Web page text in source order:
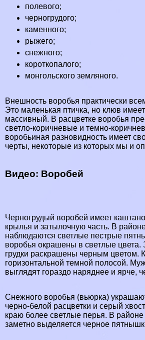
полевого;
черногрудого;
каменного;
рыжего;
снежного;
короткопалого;
монгольского земляного.
Внешность воробья пpaктически
Это маленькая птичка, но клюв
массивный. В расцветке воробья
светло-коричневые и темно-
воробьиная разновидность имеет
черты, некоторые из которых мы и
Видео: Воробей
Черногрудый воробей имеет
крылья и затылочную часть. В
наблюдаются светлые пестрые
воробья окрашены в светлые цвета.
грудки раскрашены черным цветом.
горизонтальной темной полосой.
выглядят гораздо наряднее и ярче,
Снежного воробья (вьюрка)
черно-белой расцветки и серый
краю более светлые перья. В районе
заметно выделяется черное